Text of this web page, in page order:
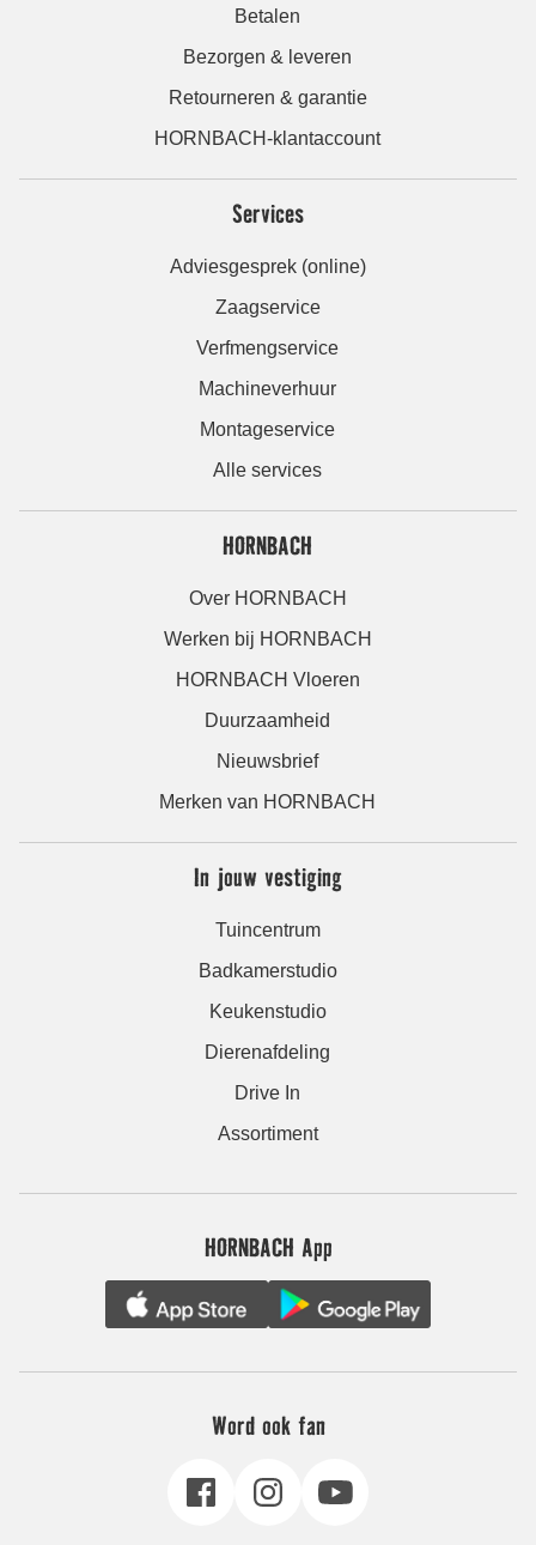
Betalen
Bezorgen & leveren
Retourneren & garantie
HORNBACH-klantaccount
Services
Adviesgesprek (online)
Zaagservice
Verfmengservice
Machineverhuur
Montageservice
Alle services
HORNBACH
Over HORNBACH
Werken bij HORNBACH
HORNBACH Vloeren
Duurzaamheid
Nieuwsbrief
Merken van HORNBACH
In jouw vestiging
Tuincentrum
Badkamerstudio
Keukenstudio
Dierenafdeling
Drive In
Assortiment
HORNBACH App
Word ook fan